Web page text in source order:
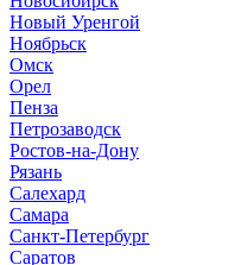
Новый Уренгой
Ноябрьск
Омск
Орел
Пенза
Петрозаводск
Ростов-на-Дону
Рязань
Салехард
Самара
Санкт-Петербург
Саратов